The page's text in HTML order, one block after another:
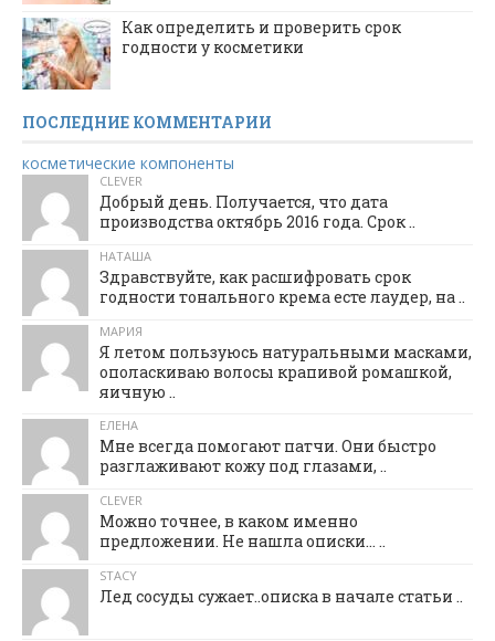
Как определить и проверить срок
годности у косметики
ПОСЛЕДНИЕ КОММЕНТАРИИ
косметические компоненты
CLEVER
Добрый день. Получается, что дата
производства октябрь 2016 года. Срок ..
НАТАША
Здравствуйте, как расшифровать срок
годности тонального крема есте лаудер, на ..
МАРИЯ
Я летом пользуюсь натуральными масками,
ополаскиваю волосы крапивой ромашкой,
яичную ..
ЕЛЕНА
Мне всегда помогают патчи. Они быстро
разглаживают кожу под глазами, ..
CLEVER
Можно точнее, в каком именно
предложении. Не нашла описки... ..
STACY
Лед сосуды сужает..описка в начале статьи ..